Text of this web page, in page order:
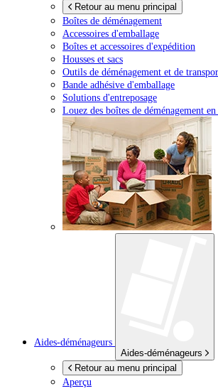
Retour au menu principal
Boîtes de déménagement
Accessoires d'emballage
Boîtes et accessoires d'expédition
Housses et sacs
Outils de déménagement et de
Bande adhésive d'emballage
Solutions d'entreposage
Louez des boîtes de déménagement
Aides-déménageurs
Aides-déménageurs
Retour au menu principal
Aperçu